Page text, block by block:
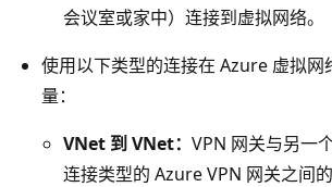
会议室或家中）连接到虚拟网络。
使用以下类型的连接在 Azure 虚拟网
量：
VNet 到 VNet： VPN 网关与另一
连接类型的 Azure VPN 网关之间